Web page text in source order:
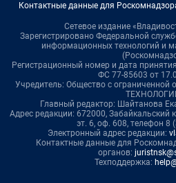
Контактные данные для
Сетевое издание
Зарегистрировано Федеральной
информационных технологий и
Регистрационный номер и дата
ФС 77-85603 от
Учредитель: Общество с
Главный редактор: Шайтанова
Адрес редакции: 672000, Забайкальский
эт. 6, оф. 608, телефон 8
Электронный адрес редакции:
Контактные данные для
органов:
Техподдержка: